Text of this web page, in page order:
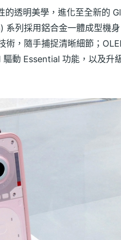
透明美學，進化至全新的
列採用鋁合金一體成型機
術，隨手捕捉清晰細節；
動 Essential 功能，以及升